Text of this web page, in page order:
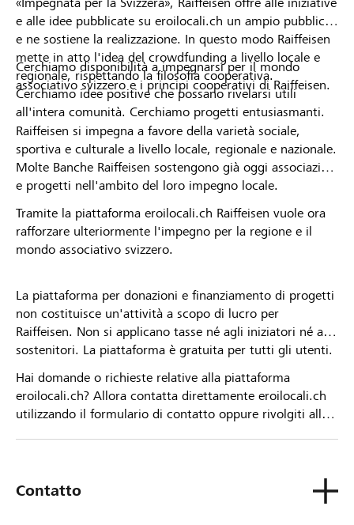
e alle idee pubblicate su eroilocali.ch un ampio pubblico
e ne sostiene la realizzazione. In questo modo Raiffeisen
mette in atto l'idea del crowdfunding a livello locale e
regionale, rispettando la filosofia cooperativa.
Cerchiamo idee positive che possano rivelarsi utili
all'intera comunità. Cerchiamo progetti entusiasmanti.
Cerchiamo disponibilità a impegnarsi per il mondo
associativo svizzero e i principi cooperativi di Raiffeisen.
Raiffeisen si impegna a favore della varietà sociale,
sportiva e culturale a livello locale, regionale e nazionale.
Molte Banche Raiffeisen sostengono già oggi associazioni
e progetti nell'ambito del loro impegno locale.
Tramite la piattaforma eroilocali.ch Raiffeisen vuole ora
rafforzare ulteriormente l'impegno per la regione e il
mondo associativo svizzero.
La piattaforma per donazioni e finanziamento di progetti
non costituisce un'attività a scopo di lucro per
Raiffeisen. Non si applicano tasse né agli iniziatori né ai
sostenitori. La piattaforma è gratuita per tutti gli utenti.
Hai domande o richieste relative alla piattaforma
eroilocali.ch? Allora contatta direttamente eroilocali.ch
utilizzando il formulario di contatto oppure rivolgiti alla
Contatto